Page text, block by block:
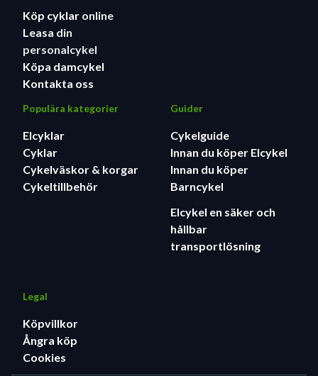
Köp cyklar online
Leasa din
personalcykel
Köpa damcykel
Kontakta oss
Populära kategorier
Elcyklar
Cyklar
Cykelväskor & korgar
Cykeltillbehör
Guider
Cykelguide
Innan du köper Elcykel
Innan du köper
Barncykel
Elcykel en säker och
hållbar
transportlösning
Legal
Köpvillkor
Ångra köp
Cookies